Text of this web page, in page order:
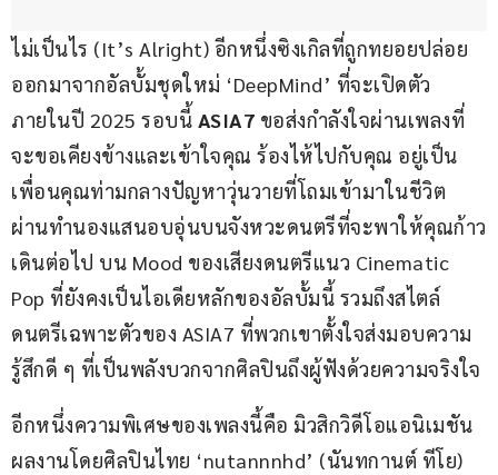
ไม่เป็นไร (It’s Alright) อีกหนึ่งซิงเกิลที่ถูกทยอยปล่อย
ออกมาจากอัลบั้มชุดใหม่ ‘DeepMind’ ที่จะเปิดตัว
ภายในปี 2025 รอบนี้ ASIA7 ขอส่งกำลังใจผ่านเพลงที่
จะขอเคียงข้างและเข้าใจคุณ ร้องไห้ไปกับคุณ อยู่เป็น
เพื่อนคุณท่ามกลางปัญหาวุ่นวายที่โถมเข้ามาในชีวิต
ผ่านทำนองแสนอบอุ่นบนจังหวะดนตรีที่จะพาให้คุณก้าว
เดินต่อไป บน Mood ของเสียงดนตรีแนว Cinematic
Pop ที่ยังคงเป็นไอเดียหลักของอัลบั้มนี้ รวมถึงสไตล์
ดนตรีเฉพาะตัวของ ASIA7 ที่พวกเขาตั้งใจส่งมอบความ
รู้สึกดี ๆ ที่เป็นพลังบวกจากศิลปินถึงผู้ฟังด้วยความจริงใจ
อีกหนึ่งความพิเศษของเพลงนี้คือ มิวสิกวิดีโอแอนิเมชัน
ผลงานโดยศิลปินไทย ‘nutannnhd’ (นันทกานต์ ทีโย)